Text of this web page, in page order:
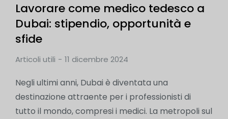
Lavorare come medico tedesco a
Dubai: stipendio, opportunità e
sfide
Articoli utili 11 dicembre 2024
Negli ultimi anni, Dubai è diventata una
destinazione attraente per i professionisti di
tutto il mondo, compresi i medici. La metropoli sul